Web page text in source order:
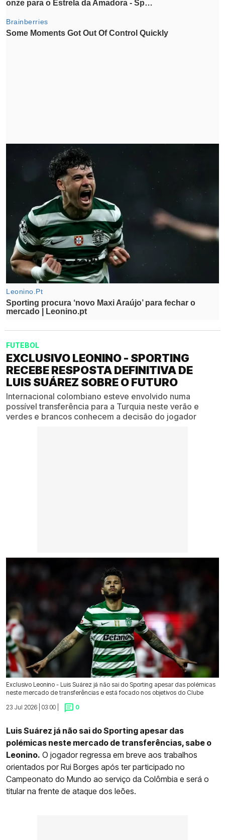
FUTEBOL
EXCLUSIVO LEONINO - SPORTING
RECEBE RESPOSTA DEFINITIVA DE
LUIS SUÁREZ SOBRE O FUTURO
Internacional colombiano esteve envolvido numa
possível transferência para a Turquia neste verão e
verdes e brancos conhecem a decisão do jogador
Exclusivo Leonino - Luis Suárez já não sai do Sporting apesar das polémicas
neste mercado de transferências e está focado nos objetivos do Clube
23 Jul 2026 | 03:00 |
0
Luis Suárez já não sai do Sporting apesar das
polémicas neste mercado de transferências, sabe o
Leonino. O jogador regressa em breve aos trabalhos
orientados por Rui Borges após ter participado no
Campeonato do Mundo ao serviço da Colômbia e será o
titular na frente de ataque dos leões.